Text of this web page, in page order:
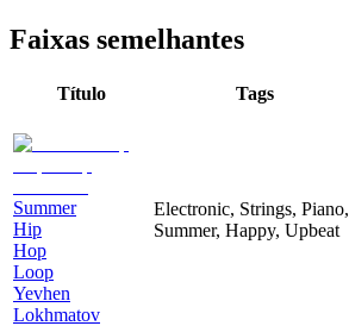
Faixas semelhantes
Título Tags
Summer
Hip
Hop
Loop
Yevhen
Lokhmatov
Electronic, Strings, Piano,
Summer, Happy, Upbeat